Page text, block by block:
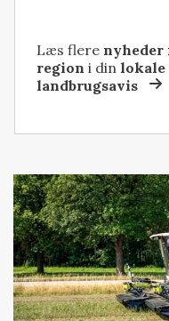
Læs flere nyheder
region i dinlokale
landbrugsavis